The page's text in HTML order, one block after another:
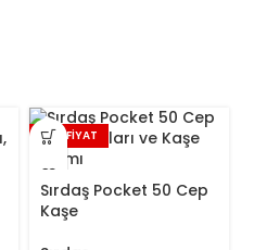
ŞOK FİYAT
Sırdaş Pocket 50 Cep
Kaşe